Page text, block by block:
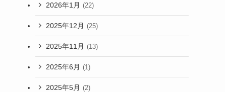
2026年1月 (22)
2025年12月 (25)
2025年11月 (13)
2025年6月 (1)
2025年5月 (2)